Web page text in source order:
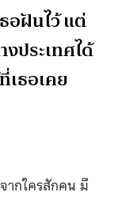
อฝันไว้ แต่
ประเทศได้
เธอเคย
ากใครสักคน มี